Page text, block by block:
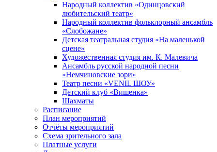
Народный коллектив «Одинцовский
любительский театр»
Народный коллектив фольклорный ансамбль
«Слобожане»
Детская театральная студия «На маленькой
сцене»
Художественная студия им. К. Малевича
Ансамбль русской народной песни
«Немчиновские зори»
Театр песни «VENIL ШОУ»
Детский клуб «Вишенка»
Шахматы
Расписание
План мероприятий
Отчёты мероприятий
Схема зрительного зала
Платные услуги